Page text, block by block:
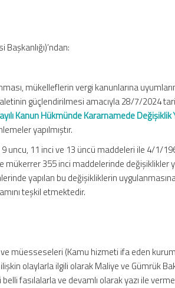
mükelleflerin vergi kanunlarına
güçlendirilmesi amacıyla 28/7/2024
Kanun Hükmünde Kararnamede Değişiklik
yapılmıştır.
9 uncu, 11 inci ve 13 üncü maddeleri ile 4/1/
mükerrer 355 inci maddelerinde değişiklikler
yapılan bu değişikliklerin
teşkil etmektedir.
müesseseleri (Kamu hizmeti ifa eden
olaylarla ilgili olarak Maliye ve Gümrük
fasılalarla ve devamlı olarak yazı ile